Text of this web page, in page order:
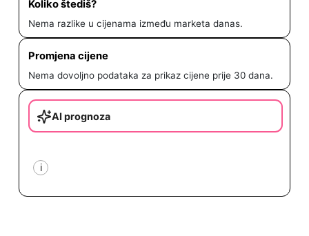
Koliko štediš?
Nema razlike u cijenama između marketa danas.
Promjena cijene
Nema dovoljno podataka za prikaz cijene prije 30 dana.
AI prognoza
i